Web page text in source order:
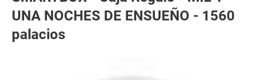
UNA NOCHES DE ENSUEÑO - 1560
palacios